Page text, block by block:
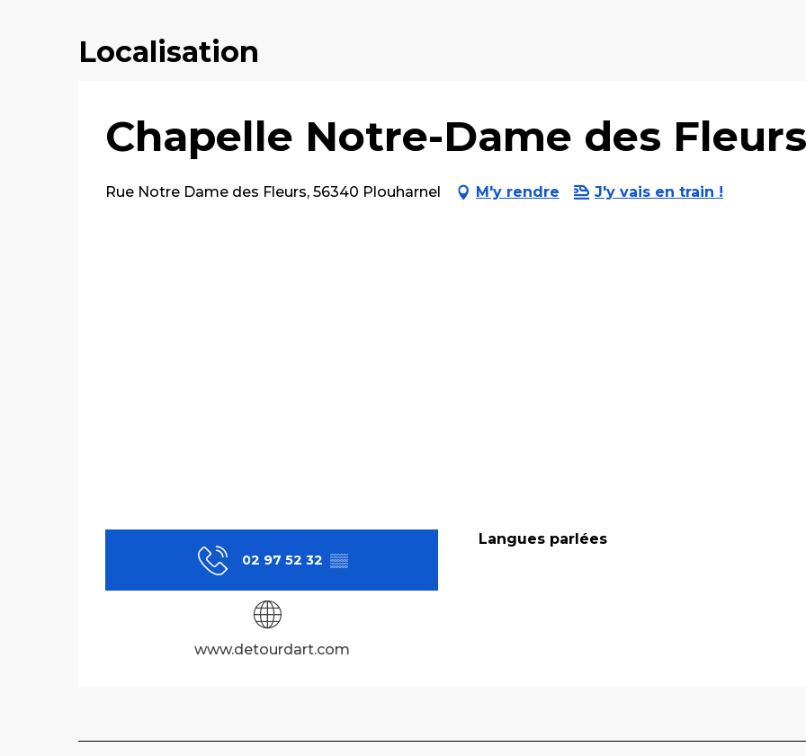
Localisation
Chapelle Notre-Dame des Fleurs
Rue Notre Dame des Fleurs, 56340 Plouharnel M'y rendre J'y vais en train !
02 97 52 32 ▒▒
www.detourdart.com
Langues parlées
Langues parlées